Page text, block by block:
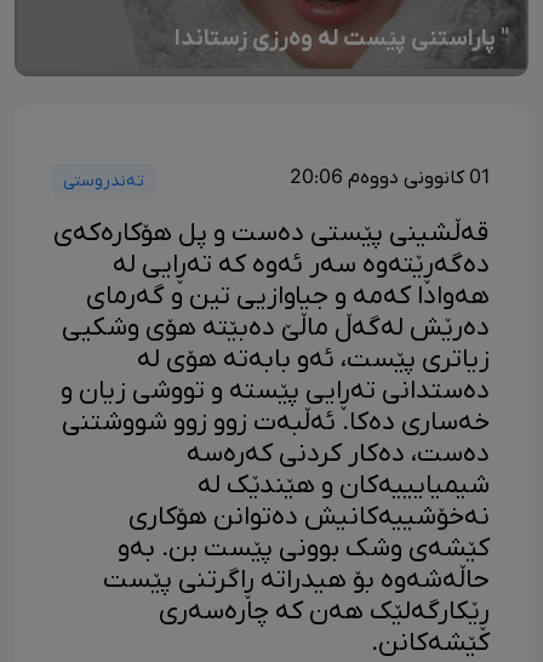
" پاراستنی پێست لە وەرزی زستاندا
01 کانوونی دووەم 20:06 تەندروستی
قەڵشینی پێستی دەست و پل هۆکارەکەی
دەگەڕێتەوە سەر ئەوە کە تەڕایی لە
هەوادا کەمە و جیاوازیی تین و گەرمای
دەرێش لەگەڵ ماڵێ دەبێتە هۆی وشکیی
زیاتری پێست، ئەو بابەتە هۆی لە
دەستدانی تەڕایی پێستە و تووشی زیان و
خەساری دەکا. ئەڵبەت زوو زوو شووشتنی
دەست، دەکار کردنی کەرەسە
شیمیایییەکان و هێندێک لە
نەخۆشییەکانیش دەتوانن هۆکاری
کێشەی وشک بوونی پێست بن. بەو
حاڵەشەوە بۆ هیدراتە ڕاگرتنی پێست
ڕێکارگەلێک هەن کە چارەسەری
کێشەکانن.